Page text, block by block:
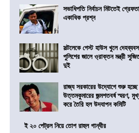
সভাধিপতি নির্বাচন মিটতেই
একাধিক প্রশ্ন
সল্টলেকে গেস্ট হাউস খুলে
পুলিশের জালে ও্রাক্তন মন্ত্রী
দুই
রাজ্য সরকারের উদ্যোগে শুরু হচ্ছে
উত্তমকুমারের জন্মশতবর্ষ স্মরণ,
করে তৈরি হল উদযাপন কমিটি
ই ২০ পেট্রল নিয়ে তোপ রাহুল গান্ধীর